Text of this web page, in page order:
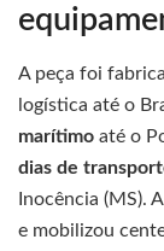
A peça foi
logística até o
marítimo até o
dias de
Inocência (MS).
e mobilizou